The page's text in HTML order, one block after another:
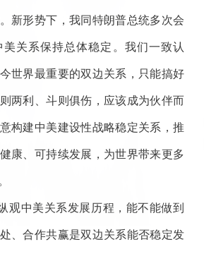
新形势下，我同特朗普总统多次会
关系保持总体稳定。我们一致认
世界最重要的双边关系，只能搞好
两利、斗则俱伤，应该成为伙伴而
构建中美建设性战略稳定关系，推
康、可持续发展，为世界带来更多
观中美关系发展历程，能不能做到
、合作共赢是双边关系能否稳定发